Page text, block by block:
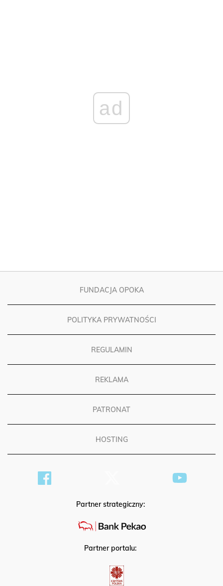
FUNDACJA OPOKA
POLITYKA PRYWATNOŚCI
REGULAMIN
REKLAMA
PATRONAT
HOSTING
Partner strategiczny:
Partner portalu: